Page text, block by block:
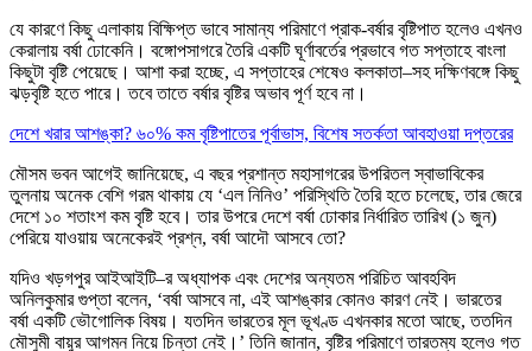
যে কারণে কিছু এলাকায় বিক্ষিপ্ত ভাবে সামান্য পরিমাণে প্রাক-বর্ষার বৃষ্টিপাত হলেও এখনও
কেরালায় বর্ষা ঢোকেনি। বঙ্গোপসাগরে তৈরি একটি ঘূর্ণাবর্তের প্রভাবে গত সপ্তাহে বাংলা
কিছুটা বৃষ্টি পেয়েছে। আশা করা হচ্ছে, এ সপ্তাহের শেষেও কলকাতা–সহ দক্ষিণবঙ্গে কিছু
ঝড়বৃষ্টি হতে পারে। তবে তাতে বর্ষার বৃষ্টির অভাব পূর্ণ হবে না।
দেশে খরার আশঙ্কা? ৬০% কম বৃষ্টিপাতের পূর্বাভাস, বিশেষ সতর্কতা আবহাওয়া দপ্তরের
মৌসম ভবন আগেই জানিয়েছে, এ বছর প্রশান্ত মহাসাগরের উপরিতল স্বাভাবিকের
তুলনায় অনেক বেশি গরম থাকায় যে ‘এল নিনিও’ পরিস্থিতি তৈরি হতে চলেছে, তার জেরে
দেশে ১০ শতাংশ কম বৃষ্টি হবে। তার উপরে দেশে বর্ষা ঢোকার নির্ধারিত তারিখ (১ জুন)
পেরিয়ে যাওয়ায় অনেকেরই প্রশ্ন, বর্ষা আদৌ আসবে তো?
যদিও খড়গপুর আইআইটি–র অধ্যাপক এবং দেশের অন্যতম পরিচিত আবহবিদ
অনিলকুমার গুপ্তা বলেন, ‘বর্ষা আসবে না, এই আশঙ্কার কোনও কারণ নেই। ভারতের
বর্ষা একটি ভৌগোলিক বিষয়। যতদিন ভারতের মূল ভূখণ্ড এখনকার মতো আছে, ততদিন
মৌসুমী বায়ুর আগমন নিয়ে চিন্তা নেই।’ তিনি জানান, বৃষ্টির পরিমাণে তারতম্য হলেও গত